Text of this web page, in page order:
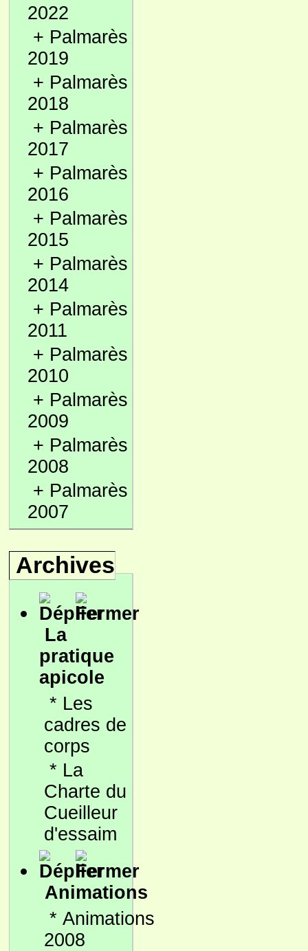
2022
+ Palmarès
2019
+ Palmarès
2018
+ Palmarès
2017
+ Palmarès
2016
+ Palmarès
2015
+ Palmarès
2014
+ Palmarès
2011
+ Palmarès
2010
+ Palmarès
2009
+ Palmarès
2008
+ Palmarès
2007
Archives
La
pratique
apicole
* Les
cadres de
corps
* La
Charte du
Cueilleur
d'essaim
Animations
* Animations
2008